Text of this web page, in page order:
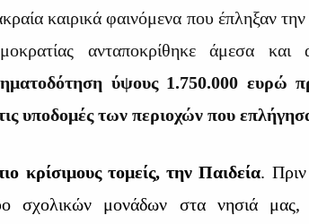
καιρικά φαινόμενα που έπληξαν
ανταποκρίθηκε άμεσα και
ύψους 1.750.000 ευρώ
υποδομές των περιοχών που
κρίσιμους τομείς, την Παιδεία. Πριν
σχολικών μονάδων στα νησιά